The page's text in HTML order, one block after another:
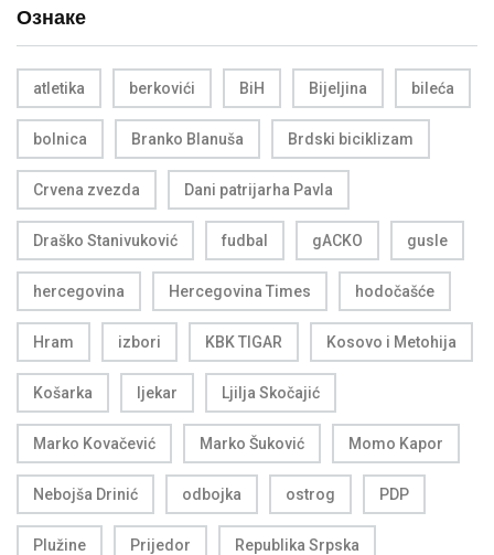
Ознаке
atletika berkovići BiH Bijeljina bileća
bolnica Branko Blanuša Brdski biciklizam
Crvena zvezda Dani patrijarha Pavla
Draško Stanivuković fudbal gACKO gusle
hercegovina Hercegovina Times hodočašće
Hram izbori KBK TIGAR Kosovo i Metohija
Košarka ljekar Ljilja Skočajić
Marko Kovačević Marko Šuković Momo Kapor
Nebojša Drinić odbojka ostrog PDP
Plužine Prijedor Republika Srpska